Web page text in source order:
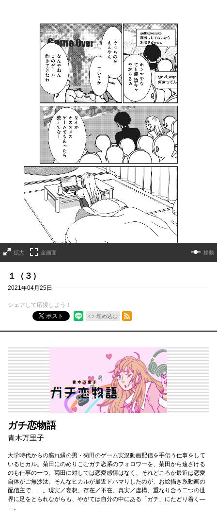
拡大 全画面 移動
１（３）
2021年04月25日
シェアして応援しよう！
ポスト
埋め込む
RSSフィード
ガチ恋物語
青木万里子
大学時代からの腐れ縁の男・菊田のゲーム実況動画配信を手伝う仕事をして
いるヒカル。菊田にのめりこむガチ恋系のフォロワーを、菊田から遠ざける
のも仕事の一つ。菊田に対しては恋愛感情はなく、それどころか最近は恋愛
自体がご無沙汰。そんなヒカルが最近ドハマりしたのが、お絵描き系動画の
配信主で……。現実／妄想、存在／不在、真実／虚構、重なり合う二つの世
界に足をとられながらも、やがては自分の中にある「ガチ」にたどり着く―
―。